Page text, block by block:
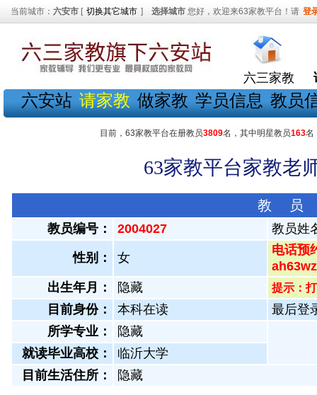
当前城市： 六安市 [ 切换其它城市 ] 选择城市 您好，欢迎来63家教平台！请 登
六三家教
六安站 请家教 做家教 学员信息 教员
目前，63家教平台在册教员3809名，其中明星教员163名
63家教平台家教老
教 员
教员编号： 2004027 教员姓
性别： 女
电话预
出生年月：
隐藏 提示：
目前身份： 本科在读
最后登
所学专业：
隐藏
就读毕业高校：
临沂大学
目前生活住所：
隐藏